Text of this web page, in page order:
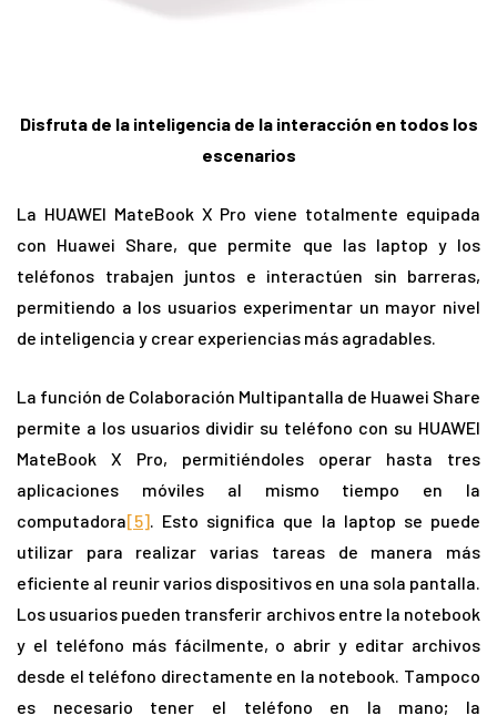
Disfruta de la inteligencia de la interacción en todos los
escenarios
La HUAWEI MateBook X Pro viene totalmente equipada
con Huawei Share, que permite que las laptop y los
teléfonos trabajen juntos e interactúen sin barreras,
permitiendo a los usuarios experimentar un mayor nivel
de inteligencia y crear experiencias más agradables.
La función de Colaboración Multipantalla de Huawei Share
permite a los usuarios dividir su teléfono con su HUAWEI
MateBook X Pro, permitiéndoles operar hasta tres
aplicaciones móviles al mismo tiempo en la
computadora[5]. Esto significa que la laptop se puede
utilizar para realizar varias tareas de manera más
eficiente al reunir varios dispositivos en una sola pantalla.
Los usuarios pueden transferir archivos entre la notebook
y el teléfono más fácilmente, o abrir y editar archivos
desde el teléfono directamente en la notebook. Tampoco
es necesario tener el teléfono en la mano; la